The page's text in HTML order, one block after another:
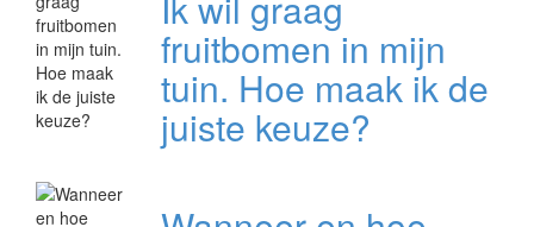
fruitbomen in mijn
tuin. Hoe maak ik de
juiste keuze?